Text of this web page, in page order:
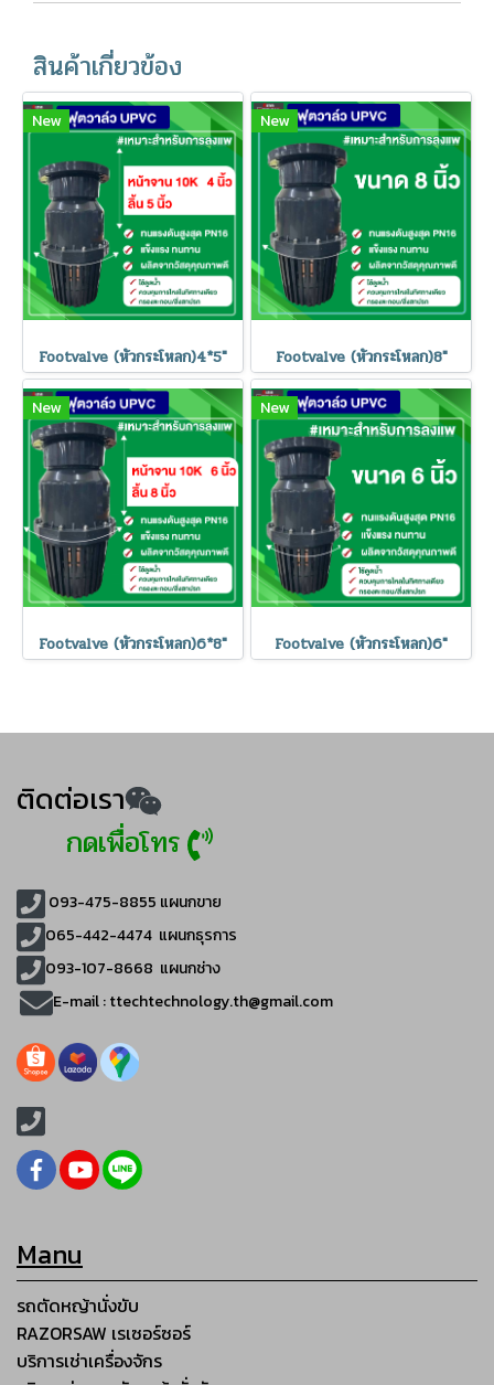
สินค้าเกี่ยวข้อง
New
Footvalve (หัวกระโหลก)4*5"
New
Footvalve (หัวกระโหลก)8"
New
Footvalve (หัวกระโหลก)6*8"
New
Footvalve (หัวกระโหลก)6"
ติดต่อเรา
กดเพื่อโทร
093-475-8855 แผนกขาย
065-442-4474 แผนกธุรการ
093-107-8668 แผนกช่าง
E-mail :ttechtechnology.th@gmail.com
Manu
รถตัดหญ้านั่งขับ
RAZORSAW เรเซอร์ซอร์
บริการเช่าเครื่องจักร